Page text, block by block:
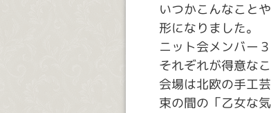
いつかこんなこと
形になりました。
ニット会メンバー
それぞれが得意な
会場は北欧の手工
束の間の「乙女な